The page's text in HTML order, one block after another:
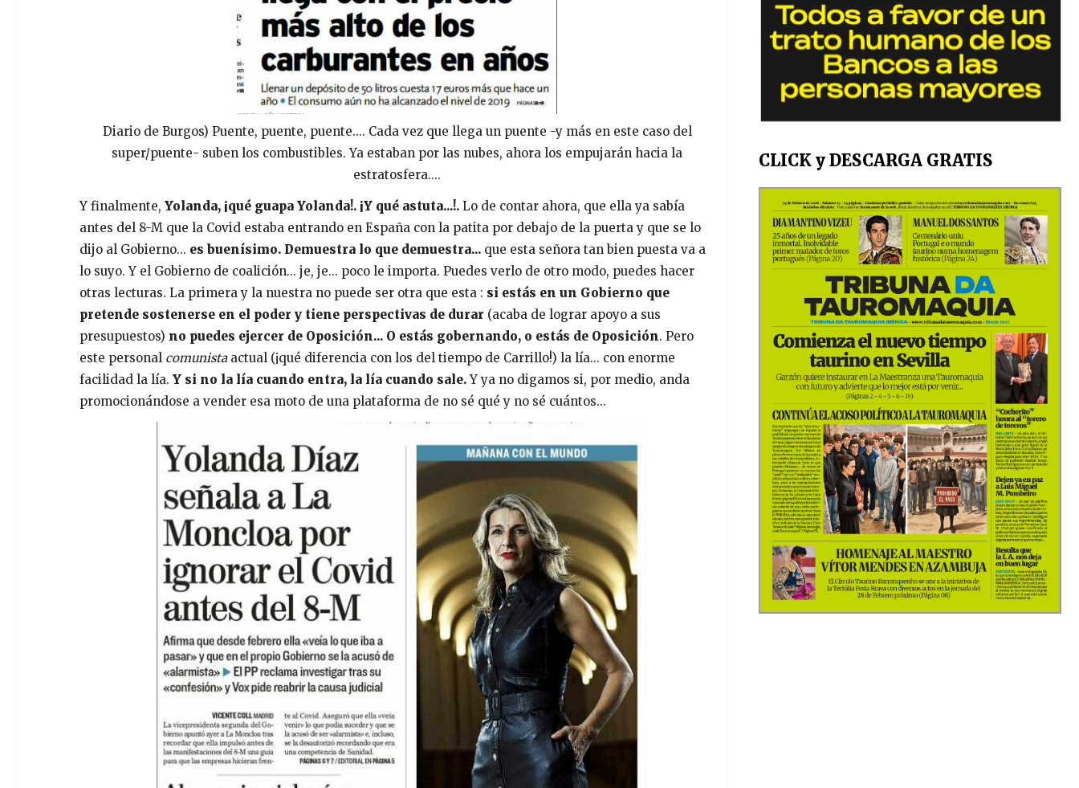
Diario de Burgos) Puente, puente, puente.... Cada vez que llega un puente -y más en este caso del
super/puente- suben los combustibles. Ya estaban por las nubes, ahora los empujarán hacia la
estratosfera....
Y finalmente, Yolanda, ¡qué guapa Yolanda!. ¡Y qué astuta...!. Lo de contar ahora, que ella ya sabía
antes del 8-M que la Covid estaba entrando en España con la patita por debajo de la puerta y que se lo
dijo al Gobierno... es buenísimo. Demuestra lo que demuestra... que esta señora tan bien puesta va a
lo suyo. Y el Gobierno de coalición... je, je... poco le importa. Puedes verlo de otro modo, puedes hacer
otras lecturas. La primera y la nuestra no puede ser otra que esta : si estás en un Gobierno que
pretende sostenerse en el poder y tiene perspectivas de durar (acaba de lograr apoyo a sus
presupuestos) no puedes ejercer de Oposición... O estás gobernando, o estás de Oposición. Pero
este personal comunistaactual (¡qué diferencia con los del tiempo de Carrillo!) la lía... con enorme
facilidad la lía. Y si no la lía cuando entra, la lía cuando sale.Y ya no digamos si, por medio, anda
promocionándose a vender esa moto de una plataforma de no sé qué y no sé cuántos...
CLICK y DESCARGA GRATIS